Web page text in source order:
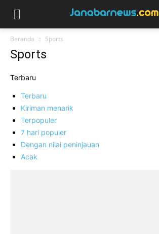
Beranda Sports
Sports
Terbaru
Terbaru
Kiriman menarik
Terpopuler
7 hari populer
Dengan nilai peninjauan
Acak